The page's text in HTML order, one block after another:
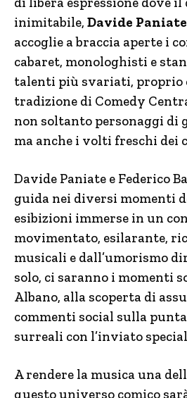
inimitabile, Davide Paniate
accoglie a braccia aperte i
cabaret, monologhisti e
talenti più svariati, proprio
tradizione di Comedy
non soltanto personaggi di
ma anche i volti freschi dei
Davide Paniate e Federico
guida nei diversi momenti
esibizioni immerse in un
movimentato, esilarante,
musicali e dall’umorismo
solo, ci saranno i momenti
Albano, alla scoperta di
commenti social sulla
surreali con l’inviato
A rendere la musica una
questo universo comico